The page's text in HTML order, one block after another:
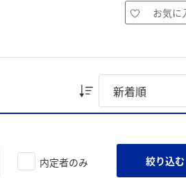
お気に
内定者のみ 絞り込む